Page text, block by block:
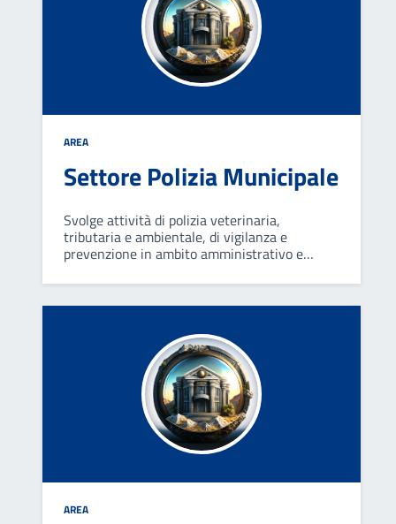
AREA
Settore Polizia Municipale
Svolge attività di polizia veterinaria,
tributaria e ambientale, di vigilanza e
prevenzione in ambito amministrativo e
rispetto dei regolamenti e codice della strada,
commercio, edilizia e di sanità locale.
AREA